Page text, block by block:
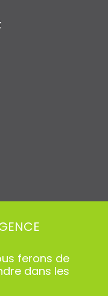
ferons de
dans les